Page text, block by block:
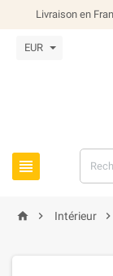
Livraison en
EUR

  Intérieur 